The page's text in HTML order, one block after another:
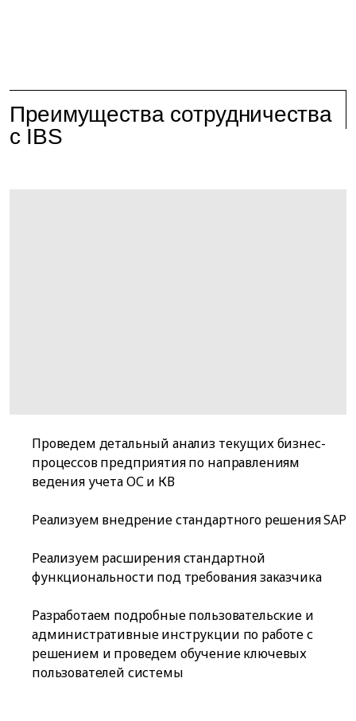
Преимущества сотрудничества
с IBS
Проведем детальный анализ текущих бизнес-
процессов предприятия по направлениям
ведения учета ОС и КВ
Реализуем внедрение стандартного решения SAP
Реализуем расширения стандартной
функциональности под требования заказчика
Разработаем подробные пользовательские и
административные инструкции по работе с
решением и проведем обучение ключевых
пользователей системы